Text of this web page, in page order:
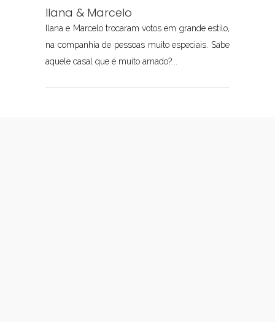
Ilana & Marcelo
Ilana e Marcelo trocaram votos em grande estilo,
na companhia de pessoas muito especiais. Sabe
aquele casal que é muito amado?...